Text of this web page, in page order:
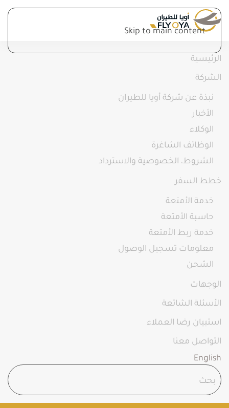
Skip to main content
الرئيسية
الشركة
نبذة عن شركة أويا للطيران
الأخبار
الوكلاء
الوظائف الشاغرة
الشروط، الخصوصية والاسترداد
خطط السفر
خدمة الأمتعة
حاسبة الأمتعة
خدمة ربط الأمتعة
معلومات تسجيل الوصول
الشحن
الوجهات
الأسئلة الشائعة
استبيان رضا العملاء
التواصل معنا
English